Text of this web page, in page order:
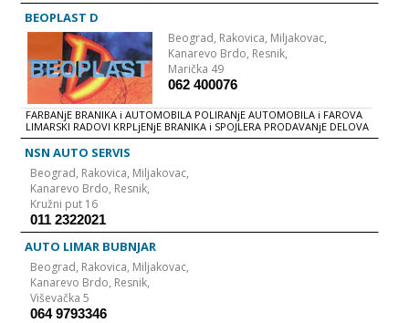
BEOPLAST D
Beograd, Rakovica, Miljakovac,
Kanarevo Brdo, Resnik,
Marička 49
062 400076
FARBANjE BRANIKA i AUTOMOBILA POLIRANjE AUTOMOBILA i FAROVA
LIMARSKI RADOVI KRPLjENjE BRANIKA i SPOJLERA PRODAVANjE DELOVA
NSN AUTO SERVIS
Beograd, Rakovica, Miljakovac,
Kanarevo Brdo, Resnik,
Kružni put 16
011 2322021
AUTO LIMAR BUBNJAR
Beograd, Rakovica, Miljakovac,
Kanarevo Brdo, Resnik,
Viševačka 5
064 9793346